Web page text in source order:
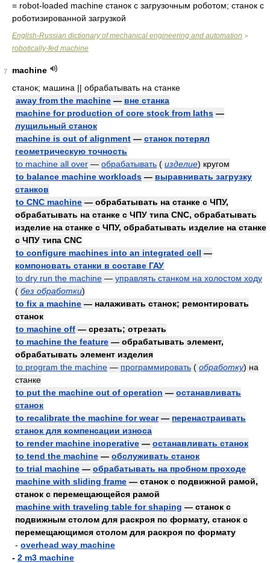
= robot-loaded machine станок с загрузочным роботом; станок с
роботизированной загрузкой
English-Russian dictionary of mechanical engineering and automation >
robotically-fed machine
7
machine
станок; машина || обрабатывать на станке
away from the machine — вне станка
machine for production of core stock from laths —
лущильный станок
machine is out of alignment — станок потерял
геометрическую точность
to machine all over — обрабатывать ( изделие) кругом
to balance machine workloads — выравнивать загрузку
станков
to CNC machine — обрабатывать на станке с ЧПУ,
обрабатывать на станке с ЧПУ типа CNC, обрабатывать
изделие на станке с ЧПУ, обрабатывать изделие на станке
с ЧПУ типа CNC
to configure machines into an integrated cell —
компоновать станки в составе ГАУ
to dry run the machine — управлять станком на холостом ходу
( без обработки)
to fix a machine — налаживать станок; ремонтировать
станок
to machine off — срезать; отрезать
to machine the feature — обрабатывать элемент,
обрабатывать элемент изделия
to program the machine — программировать ( обработку) на
станке
to put the machine out of operation — останавливать
станок
to recalibrate the machine for wear— перенастраивать
станок для компенсации износа
to render machine inoperative — останавливать станок
to tend the machine — обслуживать станок
to trial machine — обрабатывать на пробном проходе
machine with sliding frame — станок с подвижной рамой,
станок с перемещающейся рамой
machine with traveling table for shaping — станок с
подвижным столом для раскроя по формату, станок с
перемещающимся столом для раскроя по формату
- overhead way machine
- 2 m3 machine